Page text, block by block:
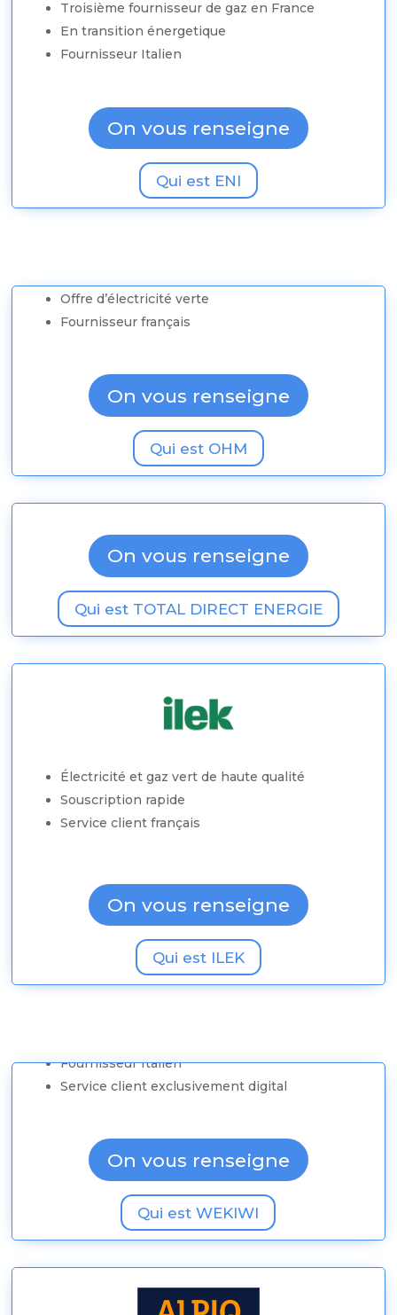
Troisième fournisseur de gaz en France
En transition énergetique
Fournisseur Italien
On vous renseigne
Qui est ENI
Offre d’électricité verte
Fournisseur français
On vous renseigne
Qui est OHM
Troisième fournisseur d’énergie en France
Souscription rapide
On vous renseigne
Qui est TOTAL DIRECT ENERGIE
Électricité et gaz vert de haute qualité
Souscription rapide
Service client français
On vous renseigne
Qui est ILEK
Fournisseur Italien
Service client exclusivement digital
On vous renseigne
Qui est WEKIWI